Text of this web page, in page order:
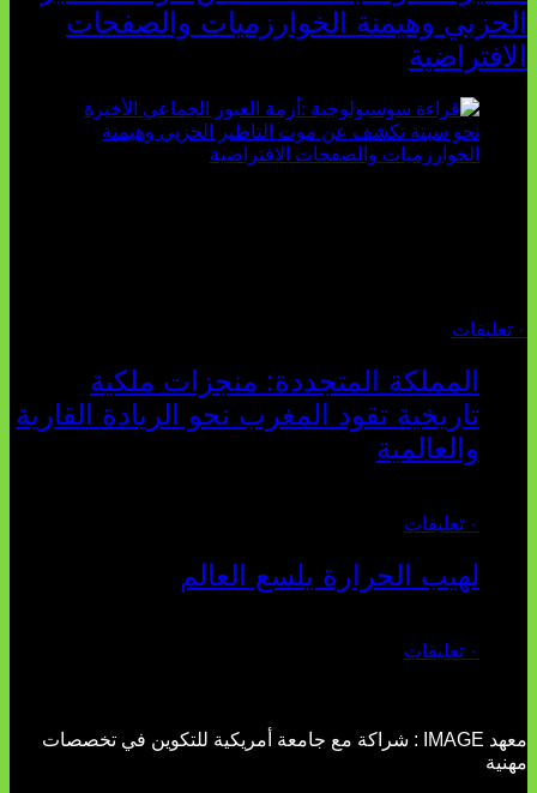
الحزبي وهيمنة الخوارزميات والصفحات
الافتراضية
٠ تعليقات
المملكة المتجددة: منجزات ملكية
تاريخية تقود المغرب نحو الريادة القارية
والعالمية
٠ تعليقات
لهيب الحرارة يلسع العالم
٠ تعليقات
معهد IMAGE : شراكة مع جامعة أمريكية للتكوين في تخصصات
مهنية